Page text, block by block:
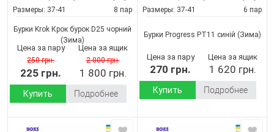
Размеры: 37-41 8 пар
Бурки Krok Крок бурок D25 чорний
(Зима)
Цена за пару
250 грн.
225 грн.
Цена за ящик
2 000 грн.
1 800 грн.
Купить Подробнее
Размеры: 37-41 6 пар
Бурки Progress РТ11 синій (Зима)
Цена за пару
270 грн.
Цена за ящик
1 620 грн.
Купить Подробнее